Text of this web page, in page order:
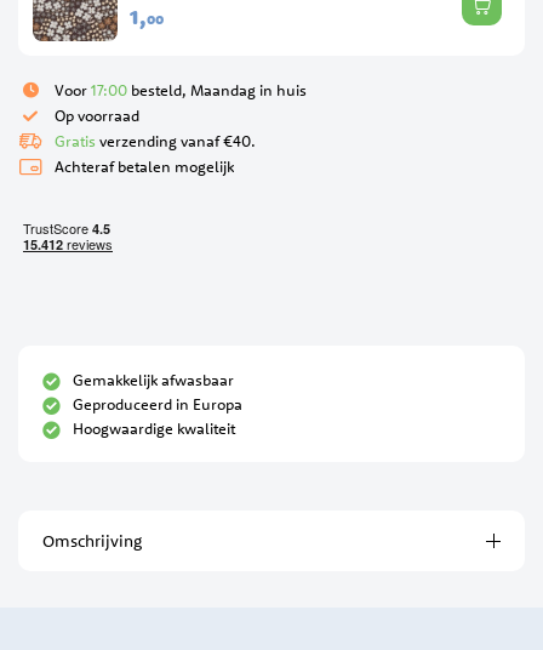
1,00
Voor17:00 besteld, Maandag in huis
Op voorraad
Gratis verzending vanaf €40.
Achteraf betalen mogelijk
Gemakkelijk afwasbaar
Geproduceerd in Europa
Hoogwaardige kwaliteit
Omschrijving